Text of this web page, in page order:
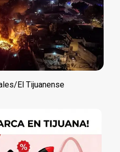
El Tijuanense